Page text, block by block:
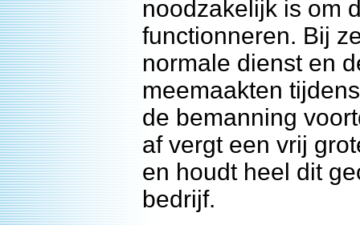
noodzakelijk is om
functionneren. Bij
normale dienst en
meemaakten
de bemanning
af vergt een vrij
en houdt heel dit
bedrijf.